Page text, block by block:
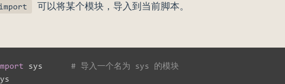
import 可以将某个模块，导入到当前脚本。
sys # 导入一个名为 sys 的模块